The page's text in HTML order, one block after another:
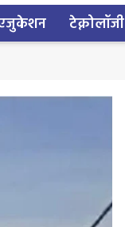
टेक्नोलॉजी